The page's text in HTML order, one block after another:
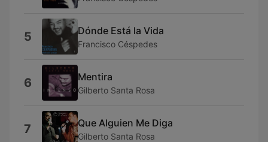
5 Dónde Está la Vida
Francisco Céspedes
6 Mentira
Gilberto Santa Rosa
7 Que Alguien Me Diga
Gilberto Santa Rosa